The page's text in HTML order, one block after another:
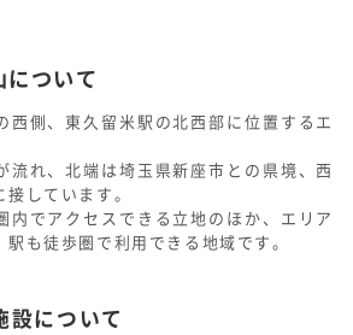
について
西側、東久留米駅の北西部に位置するエ
流れ、北端は埼玉県新座市との県境、西
しています。
内でアクセスできる立地のほか、エリア
も徒歩圏で利用できる地域です。
設について